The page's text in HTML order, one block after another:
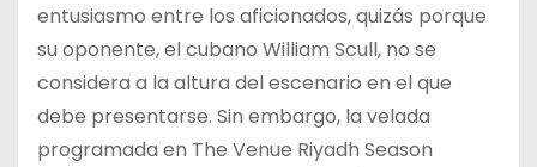
entusiasmo entre los aficionados, quizás porque
su oponente, el cubano William Scull, no se
considera a la altura del escenario en el que
debe presentarse. Sin embargo, la velada
programada en The Venue Riyadh Season